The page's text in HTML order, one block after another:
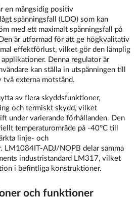
en mångsidig positiv
spänningsfall (LDO) som kan
med ett maximalt spänningsfall på
är utformad för att ge högkvalitativ
effektförlust, vilket gör den lämplig
Denna regulator är
kan ställa in utspänningen till
två externa motstånd.
av flera skyddsfunktioner,
och termiskt skydd, vilket
under varierande förhållanden. Den
temperaturområde på -40°C till
linje- och
LM1084IT-ADJ/NOPB delar samma
industristandard LM317, vilket
i befintliga konstruktioner.
och funktioner